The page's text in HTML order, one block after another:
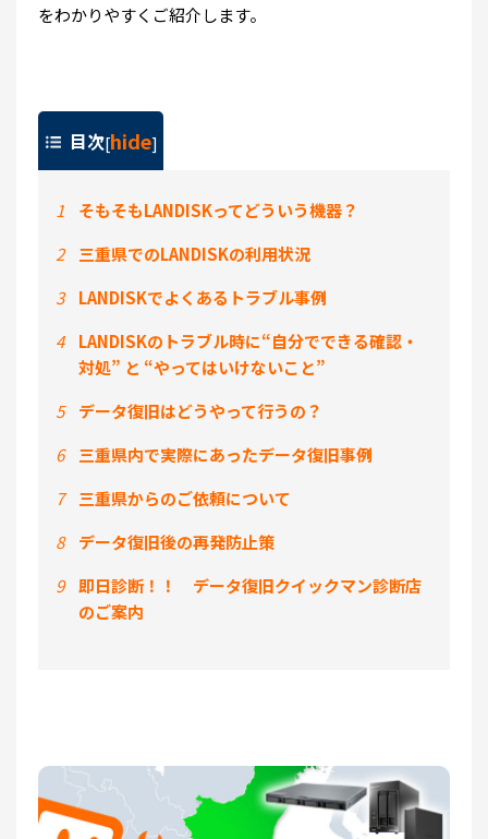
をわかりやすくご紹介します。
目次[hide]
1
そもそもLANDISKってどういう機器？
2
三重県でのLANDISKの利用状況
3
LANDISKでよくあるトラブル事例
4
LANDISKのトラブル時に“自分でできる確認・
対処” と “やってはいけないこと”
5
データ復旧はどうやって行うの？
6
三重県内で実際にあったデータ復旧事例
7
三重県からのご依頼について
8
データ復旧後の再発防止策
9
即日診断！！ データ復旧クイックマン診断店
のご案内